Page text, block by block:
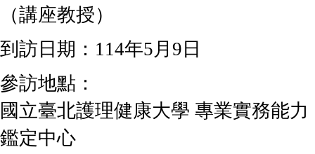
（講座教授）
到訪日期： 114年5月9日
參訪地點：
國立臺北護理健康大學 專業實務能力
鑑定中心